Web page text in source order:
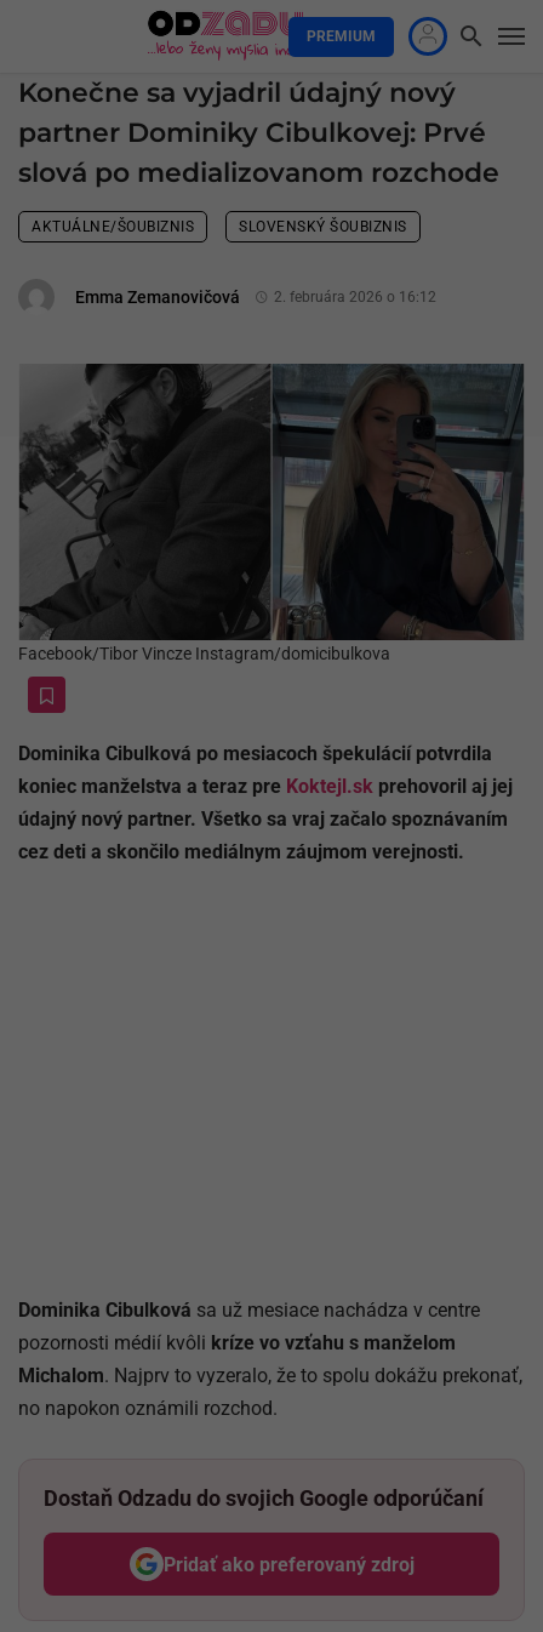
PREMIUM
Konečne sa vyjadril údajný nový
partner Dominiky Cibulkovej: Prvé
slová po medializovanom rozchode
AKTUÁLNE/ŠOUBIZNIS SLOVENSKÝ ŠOUBIZNIS
Emma Zemanovičová 2. februára 2026 o 16:12
Facebook/Tibor Vincze Instagram/domicibulkova
Dominika Cibulková po mesiacoch špekulácií potvrdila
koniec manželstva a teraz pre Koktejl.sk prehovoril aj jej
údajný nový partner. Všetko sa vraj začalo spoznávaním
cez deti a skončilo mediálnym záujmom verejnosti.
Dominika Cibulková sa už mesiace nachádza v centre
pozornosti médií kvôli kríze vo vzťahu s manželom
Michalom. Najprv to vyzeralo, že to spolu dokážu prekonať,
no napokon oznámili rozchod.
Dostaň Odzadu do svojich Google odporúčaní
Pridať ako preferovaný zdroj
Odzadu, odkaz sa otvorí v